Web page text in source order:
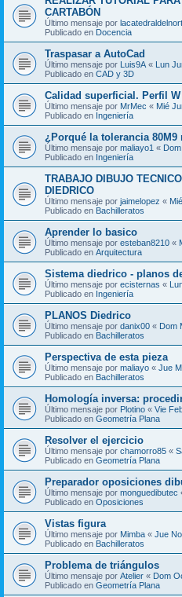
CARTABÓN
Último mensaje por
Publicado en Docencia
Traspasar a AutoCad
Último mensaje por Luis9A « Lun
Publicado en CAD y 3D
Calidad superficial. Perfil
Último mensaje por MrMec « Mié
Publicado en Ingeniería
¿Porqué la tolerancia 80M9
Último mensaje por maliayo1 «
Publicado en Ingeniería
TRABAJO DIBUJO
DIEDRICO
Último mensaje por jaimelopez «
Publicado en Bachilleratos
Aprender lo basico
Último mensaje por esteban8210 «
Publicado en Arquitectura
Sistema diedrico - planos
Último mensaje por ecisternas «
Publicado en Ingeniería
PLANOS Diedrico
Último mensaje por danix00 « Dom
Publicado en Bachilleratos
Perspectiva de esta pieza
Último mensaje por maliayo « Jue
Publicado en Bachilleratos
Homología inversa:
Último mensaje por Plotino « Vie
Publicado en Geometría Plana
Resolver el ejercicio
Último mensaje por chamorro85 «
Publicado en Geometría Plana
Preparador oposiciones
Último mensaje por monguedibutec
Publicado en Oposiciones
Vistas figura
Último mensaje por Mimba « Jue
Publicado en Bachilleratos
Problema de triángulos
Último mensaje por Atelier « Dom
Publicado en Geometría Plana